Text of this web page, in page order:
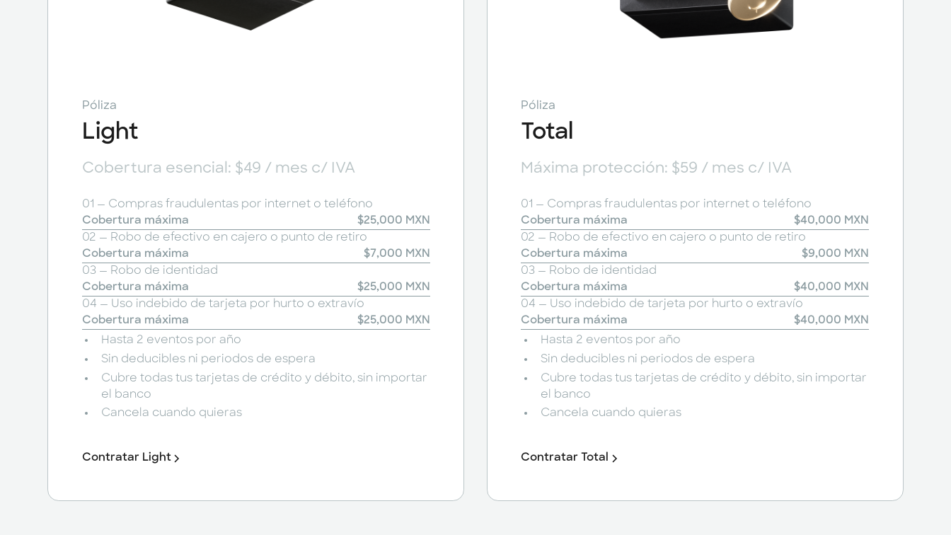
Póliza
Light
Cobertura esencial: $49 / mes c/ IVA
01 — Compras fraudulentas por internet o teléfono
Cobertura máxima
$25,000 MXN
02 — Robo de efectivo en cajero o punto de retiro
Cobertura máxima
$7,000 MXN
03 — Robo de identidad
Cobertura máxima
$25,000 MXN
04 — Uso indebido de tarjeta por hurto o extravío
Cobertura máxima
$25,000 MXN
Hasta 2 eventos por año
Sin deducibles ni periodos de espera
Cubre todas tus tarjetas de crédito y débito, sin importar
el banco
Cancela cuando quieras
Contratar Light
Póliza
Total
Máxima protección: $59 / mes c/ IVA
01 — Compras fraudulentas por internet o teléfono
Cobertura máxima
$40,000 MXN
02 — Robo de efectivo en cajero o punto de retiro
Cobertura máxima
$9,000 MXN
03 — Robo de identidad
Cobertura máxima
$40,000 MXN
04 — Uso indebido de tarjeta por hurto o extravío
Cobertura máxima
$40,000 MXN
Hasta 2 eventos por año
Sin deducibles ni periodos de espera
Cubre todas tus tarjetas de crédito y débito, sin importar
el banco
Cancela cuando quieras
Contratar Total